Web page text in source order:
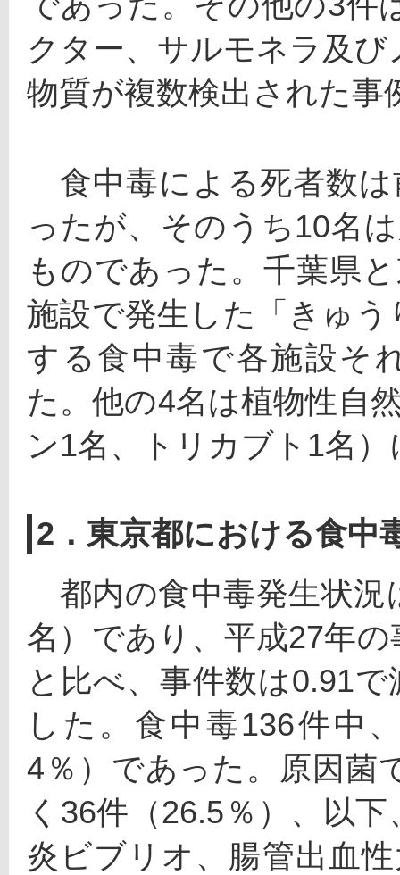
クター、サルモネラ及
物質が複数検出された事
食中毒による死者数は
ったが、そのうち10名
ものであった。千葉県
施設で発生した「きゅ
する食中毒で各施設そ
た。他の4名は植物性自
ン1名、トリカブト1名
2．東京都における食中
都内の食中毒発生状況
名）であり、平成27年
と比べ、事件数は0.91
した。食中毒136件中
4％）であった。原因菌
く36件（26.5％）、以
炎ビブリオ、腸管出血